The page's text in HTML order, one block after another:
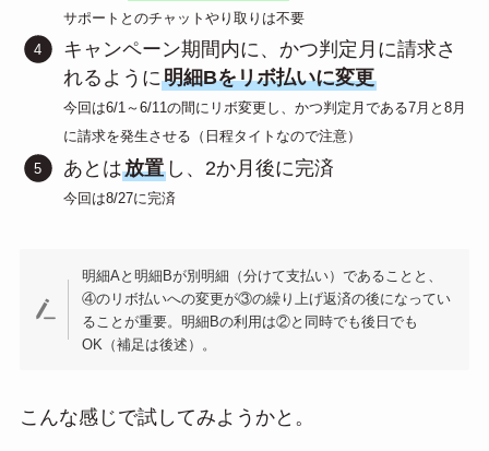
サポートとのチャットやり取りは不要
キャンペーン期間内に、かつ判定月に請求さ
れるように明細Bをリボ払いに変更
今回は6/1～6/11の間にリボ変更し、かつ判定月である7月と8月
に請求を発生させる（日程タイトなので注意）
あとは放置 し、2か月後に完済
今回は8/27に完済
明細Aと明細Bが別明細（分けて支払い）であることと、
④のリボ払いへの変更が③の繰り上げ返済の後になってい
ることが重要。明細Bの利用は②と同時でも後日でも
OK（補足は後述）。
こんな感じで試してみようかと。